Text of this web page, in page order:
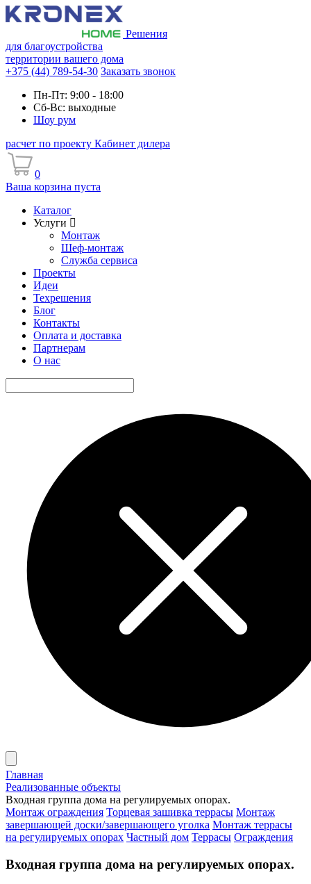
Решения
для благоустройства
территории вашего дома
+375 (44) 789-54-30 Заказать звонок
Пн-Пт: 9:00 - 18:00
Сб-Вс: выходные
Шоу рум
расчет по проекту Кабинет дилера
0
Ваша корзина пуста
Каталог
Услуги
Монтаж
Шеф-монтаж
Служба сервиса
Проекты
Идеи
Техрешения
Блог
Контакты
Оплата и доставка
Партнерам
О нас
Главная
Реализованные объекты
Входная группа дома на регулируемых опорах.
Монтаж ограждения Торцевая зашивка террасы Монтаж
завершающей доски/завершающего уголка Монтаж террасы
на регулируемых опорах Частный дом Террасы Ограждения
Входная группа дома на регулируемых опорах.